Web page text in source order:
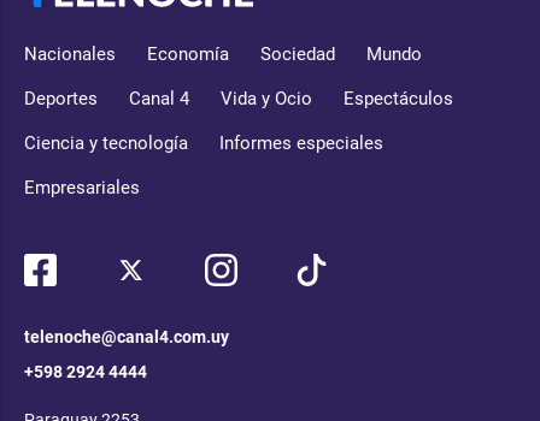
Nacionales Economía Sociedad Mundo
Deportes Canal 4 Vida y Ocio Espectáculos
Ciencia y tecnología Informes especiales
Empresariales
telenoche@canal4.com.uy
+598 2924 4444